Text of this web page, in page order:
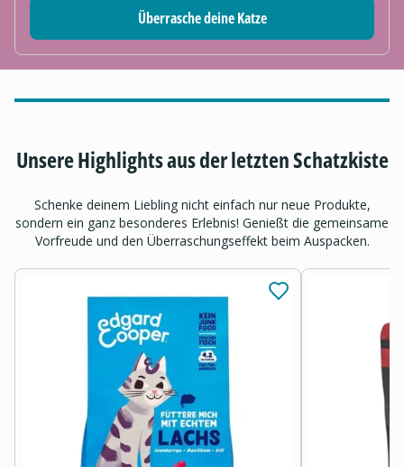
Überrasche deine Katze
Unsere Highlights aus der letzten Schatzkiste
Schenke deinem Liebling nicht einfach nur neue Produkte,
sondern ein ganz besonderes Erlebnis! Genießt die gemeinsame
Vorfreude und den Überraschungseffekt beim Auspacken.